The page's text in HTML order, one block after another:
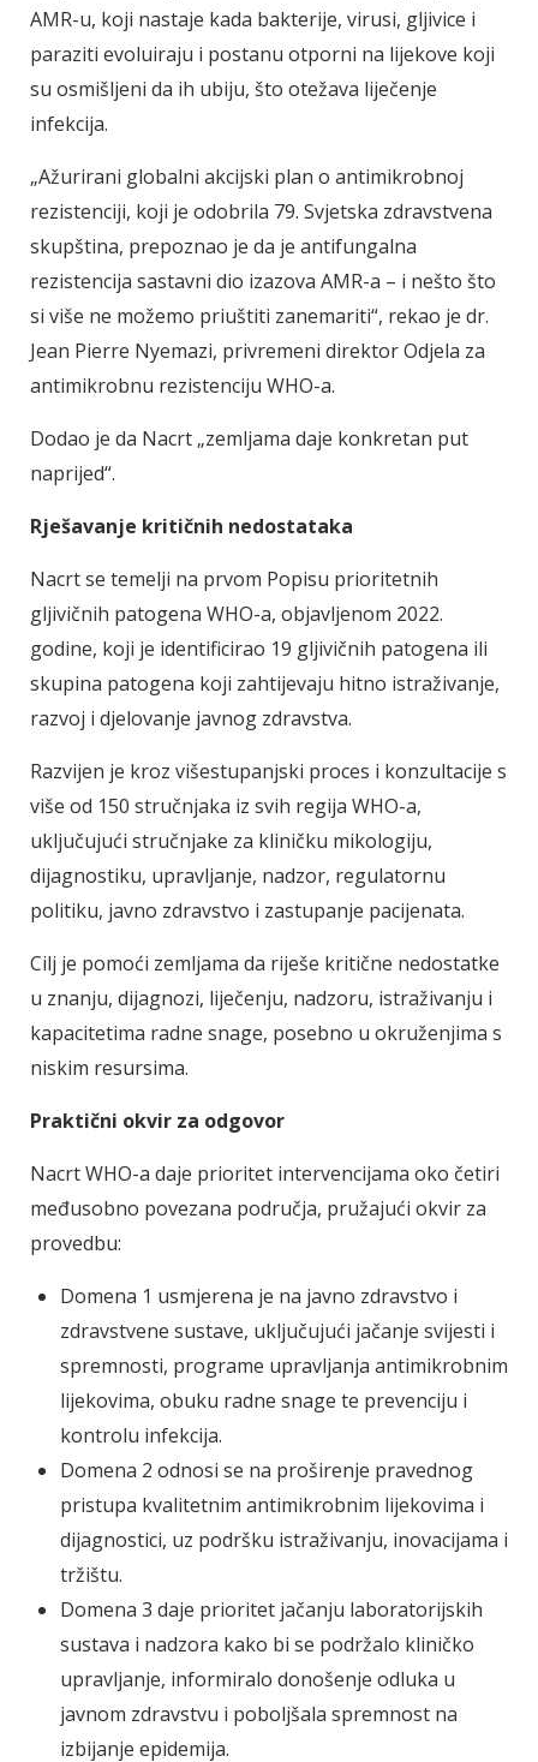
AMR-u, koji nastaje kada bakterije, virusi, gljivice i
paraziti evoluiraju i postanu otporni na lijekove koji
su osmišljeni da ih ubiju, što otežava liječenje
infekcija.
„Ažurirani globalni akcijski plan o antimikrobnoj
rezistenciji, koji je odobrila 79. Svjetska zdravstvena
skupština, prepoznao je da je antifungalna
rezistencija sastavni dio izazova AMR-a – i nešto što
si više ne možemo priuštiti zanemariti“, rekao je dr.
Jean Pierre Nyemazi, privremeni direktor Odjela za
antimikrobnu rezistenciju WHO-a.
Dodao je da Nacrt „zemljama daje konkretan put
naprijed“.
Rješavanje kritičnih nedostataka
Nacrt se temelji na prvom Popisu prioritetnih
gljivičnih patogena WHO-a, objavljenom 2022.
godine, koji je identificirao 19 gljivičnih patogena ili
skupina patogena koji zahtijevaju hitno istraživanje,
razvoj i djelovanje javnog zdravstva.
Razvijen je kroz višestupanjski proces i konzultacije s
više od 150 stručnjaka iz svih regija WHO-a,
uključujući stručnjake za kliničku mikologiju,
dijagnostiku, upravljanje, nadzor, regulatornu
politiku, javno zdravstvo i zastupanje pacijenata.
Cilj je pomoći zemljama da riješe kritične nedostatke
u znanju, dijagnozi, liječenju, nadzoru, istraživanju i
kapacitetima radne snage, posebno u okruženjima s
niskim resursima.
Praktični okvir za odgovor
Nacrt WHO-a daje prioritet intervencijama oko četiri
međusobno povezana područja, pružajući okvir za
provedbu:
Domena 1 usmjerena je na javno zdravstvo i
zdravstvene sustave, uključujući jačanje svijesti i
spremnosti, programe upravljanja antimikrobnim
lijekovima, obuku radne snage te prevenciju i
kontrolu infekcija.
Domena 2 odnosi se na proširenje pravednog
pristupa kvalitetnim antimikrobnim lijekovima i
dijagnostici, uz podršku istraživanju, inovacijama i
tržištu.
Domena 3 daje prioritet jačanju laboratorijskih
sustava i nadzora kako bi se podržalo kliničko
upravljanje, informiralo donošenje odluka u
javnom zdravstvu i poboljšala spremnost na
izbijanje epidemija.